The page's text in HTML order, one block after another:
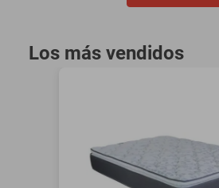
Los más vendidos